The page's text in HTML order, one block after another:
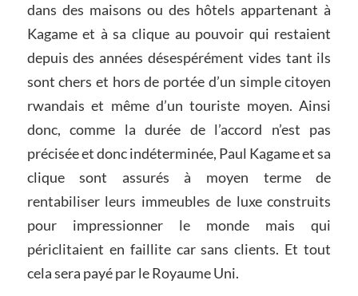
dans des maisons ou des hôtels appartenant à
Kagame et à sa clique au pouvoir qui restaient
depuis des années désespérément vides tant ils
sont chers et hors de portée d’un simple citoyen
rwandais et même d’un touriste moyen. Ainsi
donc, comme la durée de l’accord n’est pas
précisée et donc indéterminée, Paul Kagame et sa
clique sont assurés à moyen terme de
rentabiliser leurs immeubles de luxe construits
pour impressionner le monde mais qui
périclitaient en faillite car sans clients. Et tout
cela sera payé par le Royaume Uni.